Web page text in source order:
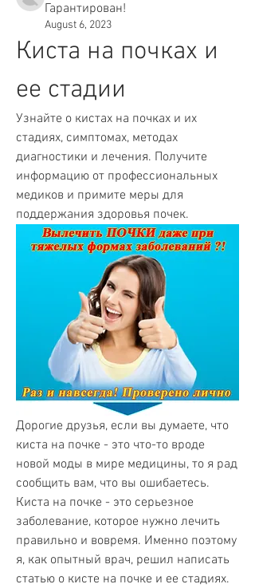
Гарантирован!
August 6, 2023
Киста на почках и
ее стадии
Узнайте о кистах на почках и их
стадиях, симптомах, методах
диагностики и лечения. Получите
информацию от профессиональных
медиков и примите меры для
поддержания здоровья почек.
Дорогие друзья, если вы думаете, что
киста на почке - это что-то вроде
новой моды в мире медицины, то я рад
сообщить вам, что вы ошибаетесь.
Киста на почке - это серьезное
заболевание, которое нужно лечить
правильно и вовремя. Именно поэтому
я, как опытный врач, решил написать
статью о кисте на почке и ее стадиях.